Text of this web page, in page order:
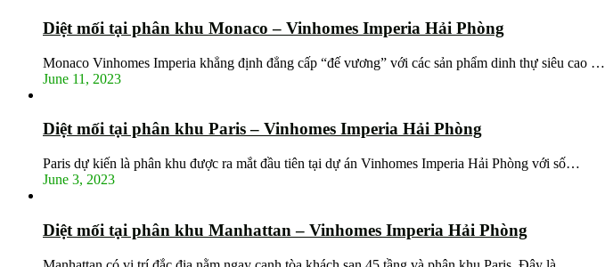
Diệt mối tại phân khu Monaco – Vinhomes Imperia Hải Phòng
Monaco Vinhomes Imperia khẳng định đẳng cấp “đế vương” với các sản phẩm dinh thự siêu cao …
June 11, 2023
Diệt mối tại phân khu Paris – Vinhomes Imperia Hải Phòng
Paris dự kiến là phân khu được ra mắt đầu tiên tại dự án Vinhomes Imperia Hải Phòng với số…
June 3, 2023
Diệt mối tại phân khu Manhattan – Vinhomes Imperia Hải Phòng